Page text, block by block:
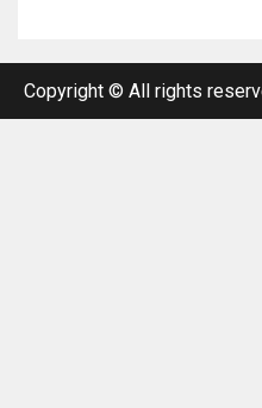
Copyright © All rights